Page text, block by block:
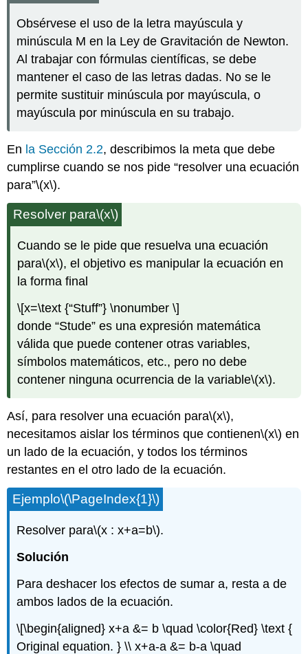
Obsérvese el uso de la letra mayúscula y
minúscula M en la Ley de Gravitación de Newton.
Al trabajar con fórmulas científicas, se debe
mantener el caso de las letras dadas. No se le
permite sustituir minúscula por mayúscula, o
mayúscula por minúscula en su trabajo.
En la Sección 2.2, describimos la meta que debe
cumplirse cuando se nos pide “resolver una ecuación
para”\(x\).
Resolver para\(x\)
Cuando se le pide que resuelva una ecuación
para\(x\), el objetivo es manipular la ecuación en
la forma final
\[x=\text {“Stuff”} \nonumber \]
donde “Stude” es una expresión matemática
válida que puede contener otras variables,
símbolos matemáticos, etc., pero no debe
contener ninguna ocurrencia de la variable\(x\).
Así, para resolver una ecuación para\(x\),
necesitamos aislar los términos que contienen\(x\) en
un lado de la ecuación, y todos los términos
restantes en el otro lado de la ecuación.
Ejemplo\(\PageIndex{1}\)
Resolver para\(x : x+a=b\).
Solución
Para deshacer los efectos de sumar a, resta a de
ambos lados de la ecuación.
\[\begin{aligned} x+a &= b \quad \color{Red} \text {
Original equation. } \\ x+a-a &= b-a \quad